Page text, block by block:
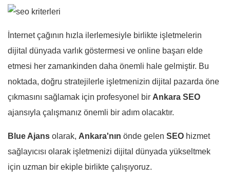
İnternet çağının hızla ilerlemesiyle birlikte işletmelerin
dijital dünyada varlık göstermesi ve online başarı elde
etmesi her zamankinden daha önemli hale gelmiştir. Bu
noktada, doğru stratejilerle işletmenizin dijital pazarda öne
çıkmasını sağlamak için profesyonel bir Ankara SEO
ajansıyla çalışmanız önemli bir adım olacaktır.
Blue Ajans olarak, Ankara'nın önde gelen SEO hizmet
sağlayıcısı olarak işletmenizi dijital dünyada yükseltmek
için uzman bir ekiple birlikte çalışıyoruz.